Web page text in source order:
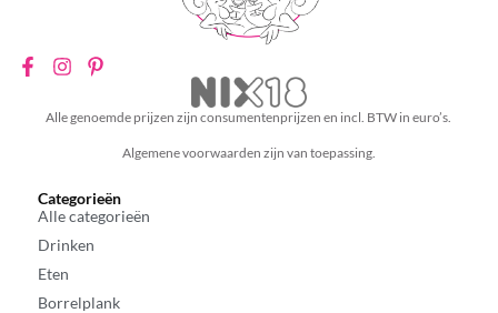
Alle genoemde prijzen zijn consumentenprijzen en incl. BTW in euro’s.
Algemene voorwaarden zijn van toepassing.
Categorieën
Alle categorieën
Drinken
Eten
Borrelplank